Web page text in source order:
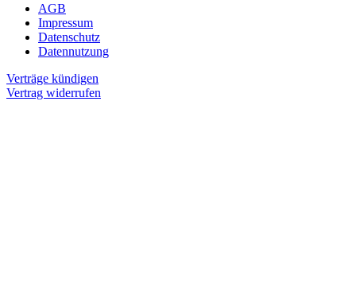
AGB
Impressum
Datenschutz
Datennutzung
Verträge kündigen
Vertrag widerrufen